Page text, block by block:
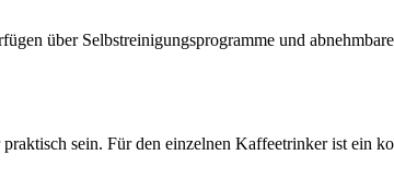
über Selbstreinigungsprogramme und
sein. Für den einzelnen Kaffeetrinker ist ein